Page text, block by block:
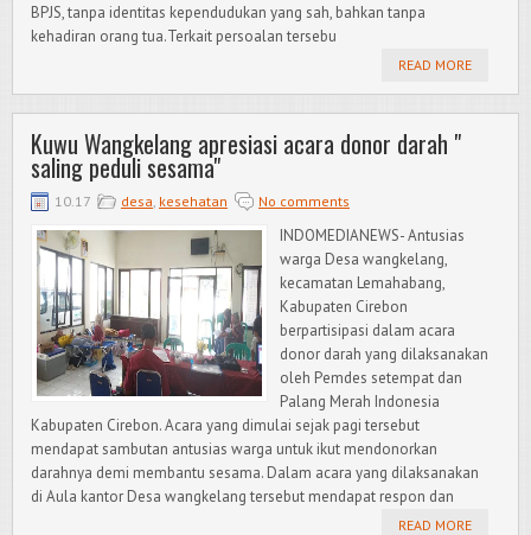
BPJS, tanpa identitas kependudukan yang sah, bahkan tanpa
kehadiran orang tua.Terkait persoalan tersebu
READ MORE
Kuwu Wangkelang apresiasi acara donor darah "
saling peduli sesama"
10.17 desa kesehatan No comments
INDOMEDIANEWS- Antusias
warga Desa wangkelang,
kecamatan Lemahabang,
Kabupaten Cirebon
berpartisipasi dalam acara
donor darah yang dilaksanakan
oleh Pemdes setempat dan
Palang Merah Indonesia
Kabupaten Cirebon. Acara yang dimulai sejak pagi tersebut
mendapat sambutan antusias warga untuk ikut mendonorkan
darahnya demi membantu sesama. Dalam acara yang dilaksanakan
di Aula kantor Desa wangkelang tersebut mendapat respon dan
READ MORE